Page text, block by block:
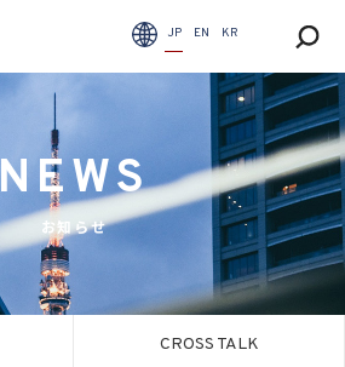
JP EN KR
NEWS
お知らせ
CROSS TALK